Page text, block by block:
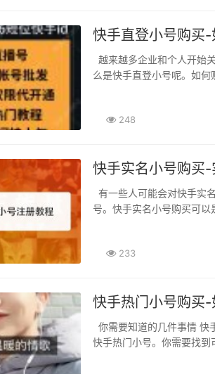
快手直登小号购买-
么是快手直登小号呢。如
248
快手实名小号购买-
号。快手实名小号购买可
233
快手热门小号购买
快手热门小号。你需要找